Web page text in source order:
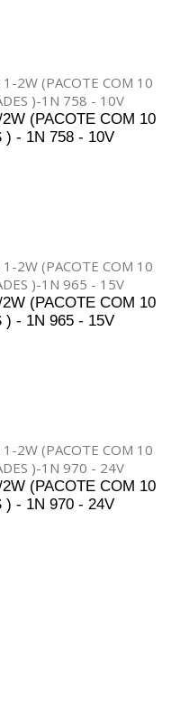
(PACOTE COM 10
) - 1N 758 - 10V
(PACOTE COM 10
) - 1N 965 - 15V
(PACOTE COM 10
) - 1N 970 - 24V